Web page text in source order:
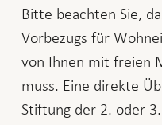
Bitte beachten Sie,
Vorbezugs für
von Ihnen mit freien
muss. Eine direkte
Stiftung der 2. oder